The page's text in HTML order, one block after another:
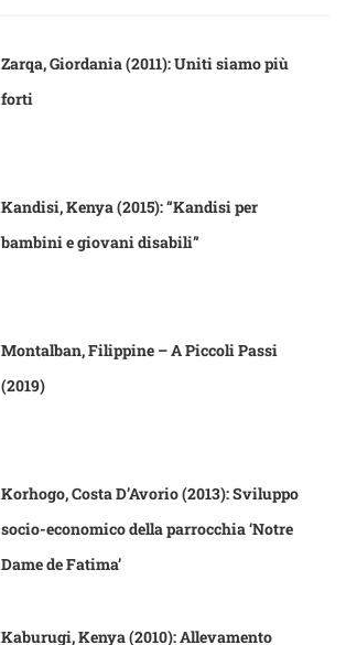
Zarqa, Giordania (2011): Uniti siamo più
forti
Kandisi, Kenya (2015): “Kandisi per
bambini e giovani disabili”
Montalban, Filippine – A Piccoli Passi
(2019)
Korhogo, Costa D’Avorio (2013): Sviluppo
socio-economico della parrocchia ‘Notre
Dame de Fatima’
Kaburugi, Kenya (2010): Allevamento